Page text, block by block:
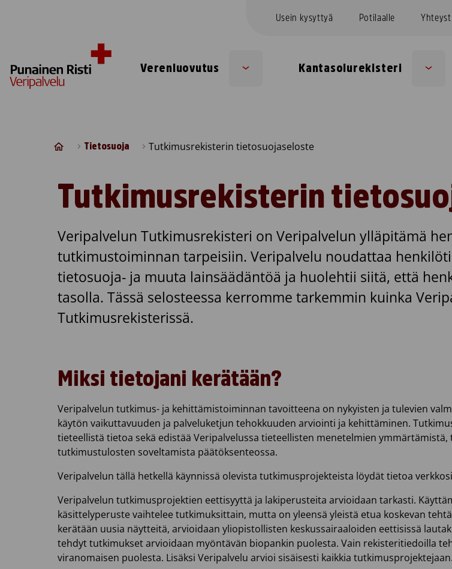
Usein kysyttyä Potilaalle
Verenluovutus Kantasolurekisteri
Tietosuoja Tutkimusrekisterin tietosuojaseloste
Tutkimusrekisterin
Veripalvelun Tutkimusrekisteri on Veripalvelun ylläpitämä
tutkimustoiminnan tarpeisiin. Veripalvelu noudattaa
tietosuoja- ja muuta lainsäädäntöä ja huolehtii siitä, että
tasolla. Tässä selosteessa kerromme tarkemmin kuinka
Tutkimusrekisterissä.
Miksi tietojani kerätään?
Veripalvelun tutkimus- ja kehittämistoiminnan tavoitteena on nykyisten ja tulevien
käytön vaikuttavuuden ja palveluketjun tehokkuuden arviointi ja kehittäminen.
tieteellistä tietoa sekä edistää Veripalvelussa tieteellisten menetelmien
tutkimustulosten soveltamista päätöksenteossa.
Veripalvelun tällä hetkellä käynnissä olevista tutkimusprojekteista löydät tietoa
Veripalvelun tutkimusprojektien eettisyyttä ja lakiperusteita arvioidaan tarkasti.
käsittelyperuste vaihtelee tutkimuksittain, mutta on yleensä yleistä etua koskevan
kerätään uusia näytteitä, arvioidaan yliopistollisten keskussairaaloiden eettisissä
tehdyt tutkimukset arvioidaan myöntävän biopankin puolesta. Vain rekisteritiedoilla
viranomaisen puolesta. Lisäksi Veripalvelu arvioi sisäisesti kaikkia tutkimusprojektejaan.